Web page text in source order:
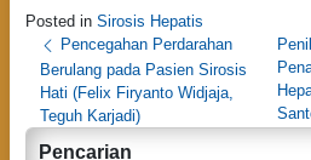
Posted in Sirosis Hepatis
P
o
s
t
Pencegahan Perdarahan
Berulang pada Pasien Sirosis
Hati (Felix Firyanto Widjaja,
Teguh Karjadi)
Pencarian